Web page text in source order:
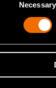
Necessary